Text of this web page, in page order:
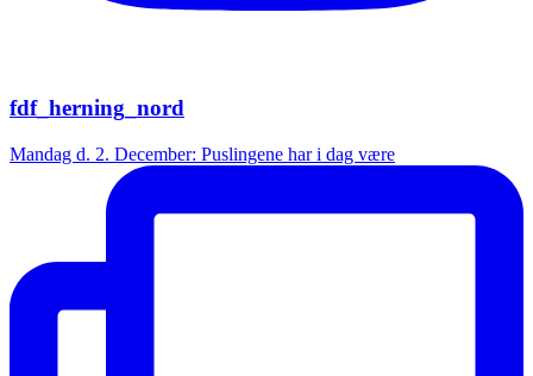
fdf_herning_nord
Mandag d. 2. December: Puslingene har i dag være